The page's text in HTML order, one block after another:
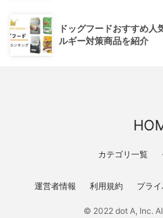
ドッグフードおすすめ
ルギー対策商品を紹介
カテゴリ一覧
運営者情報 利用規約 プラ
© 2022 dot A, Inc.